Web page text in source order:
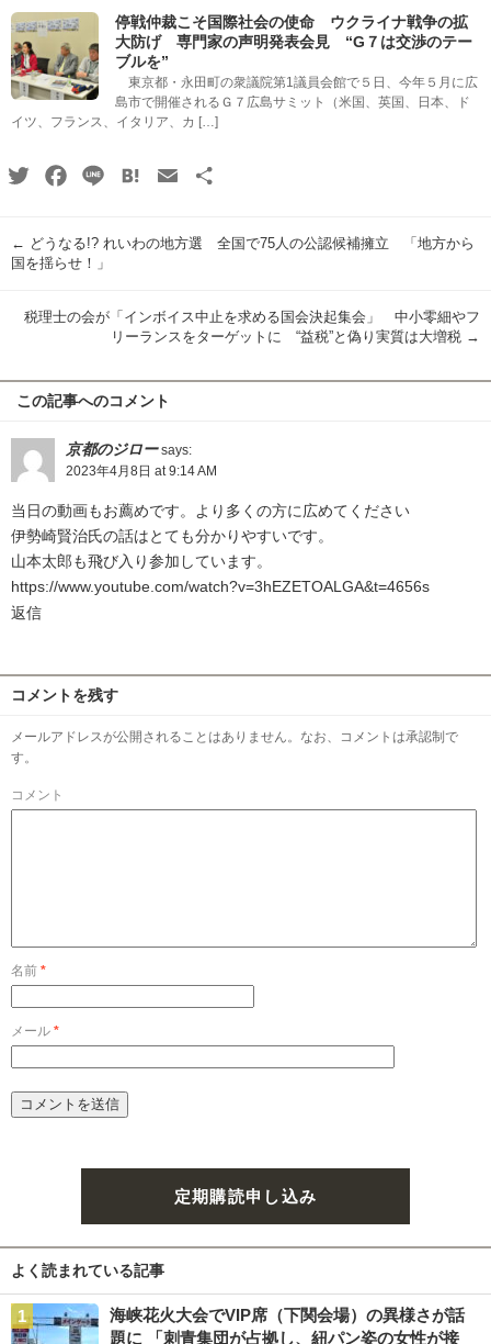
停戦仲裁こそ国際社会の使命 ウクライナ戦争の拡
大防げ 専門家の声明発表会見 “G７は交渉のテー
ブルを”
東京都・永田町の衆議院第1議員会館で５日、今年５月に広
島市で開催されるＧ７広島サミット（米国、英国、日本、ド
イツ、フランス、イタリア、カ […]
TwitterFacebook
Line HatenaEmail
← どうなる!? れいわの地方選 全国で75人の公認候補擁立 「地方から
国を揺らせ！」
税理士の会が「インボイス中止を求める国会決起集会」 中小零細やフ
リーランスをターゲットに “益税”と偽り実質は大増税 →
この記事へのコメント
京都のジロー says:
2023年4月8日 at 9:14 AM
当日の動画もお薦めです。より多くの方に広めてください
伊勢崎賢治氏の話はとても分かりやすいです。
山本太郎も飛び入り参加しています。
https://www.youtube.com/watch?v=3hEZETOALGA&t=4656s
返信
コメントを残す
メールアドレスが公開されることはありません。なお、コメントは承認制で
す。
コメント
名前 *
メール *
定期購読申し込み
よく読まれている記事
海峡花火大会でVIP席（下関会場）の異様さが話
題に 「刺青集団が占拠し、紐パン姿の女性が接